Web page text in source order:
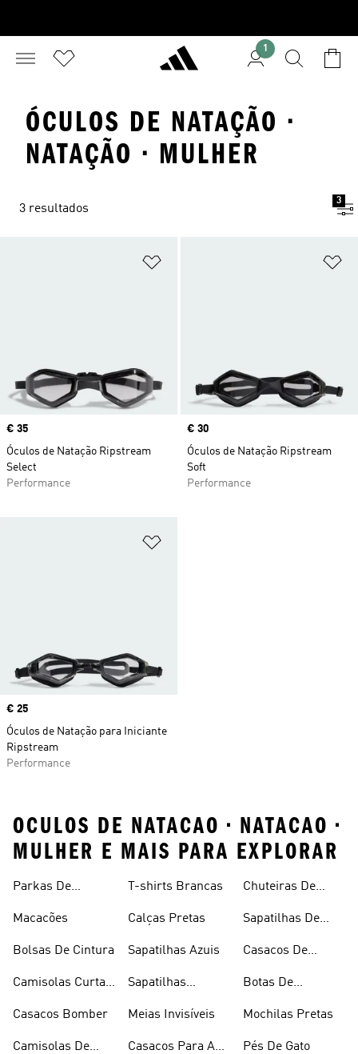
1
ÓCULOS DE NATAÇÃO ·
NATAÇÃO · MULHER
3 resultados
3
Price
€ 35
Óculos de Natação Ripstream
Select
Performance
Price
€ 30
Óculos de Natação Ripstream
Soft
Performance
Price
€ 25
Óculos de Natação para Iniciante
Ripstream
Performance
OCULOS DE NATACAO • NATACAO •
MULHER E MAIS PARA EXPLORAR
Parkas De
Macacões
Bolsas De Cintura
Camisolas Curtas
Casacos Bomber
Camisolas De
Joelho
T-shirts Brancas
Calças Pretas
Sapatilhas Azuis
Sapatilhas
Meias Invisíveis
Casacos Para A
Chuteiras De
Sapatilhas De
Casacos De
Botas De
Mochilas Pretas
Pés De Gato